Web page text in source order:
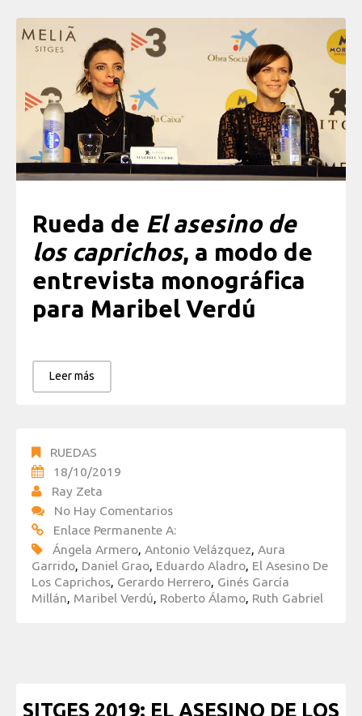
Rueda de El asesino de
los caprichos, a modo de
entrevista monográfica
para Maribel Verdú
Leer más
RUEDAS
18/10/2019
Ray Zeta
No Hay Comentarios
Enlace Permanente A:
Ángela Armero, Antonio Velázquez, Aura
Garrido, Daniel Grao, Eduardo Aladro, El Asesino De
Los Caprichos, Gerardo Herrero, Ginés García
Millán, Maribel Verdú, Roberto Álamo, Ruth Gabriel
SITGES 2019: EL ASESINO DE LOS